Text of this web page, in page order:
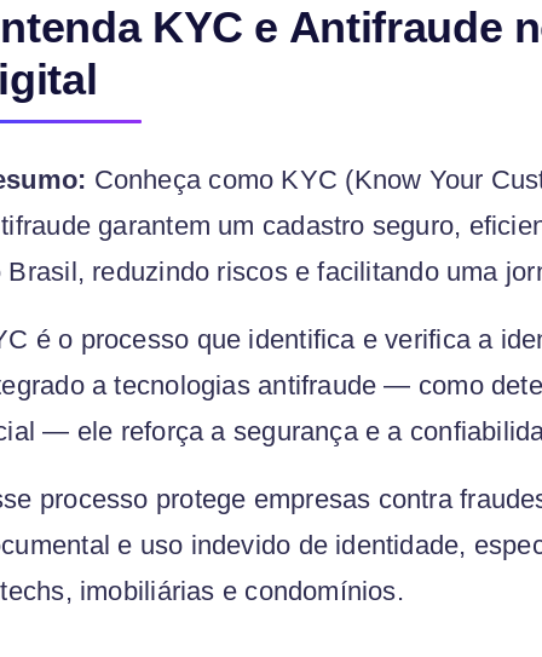
KYC e Antifraude
Conheça como KYC (Know Your
garantem um cadastro seguro,
Brasil, reduzindo riscos e facilitando uma
é o processo que identifica e verifica a
a tecnologias antifraude — como
— ele reforça a segurança e a
processo protege empresas contra
e uso indevido de identidade,
imobiliárias e condomínios.